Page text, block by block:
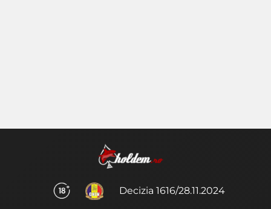
Decizia 1616/28.11.2024